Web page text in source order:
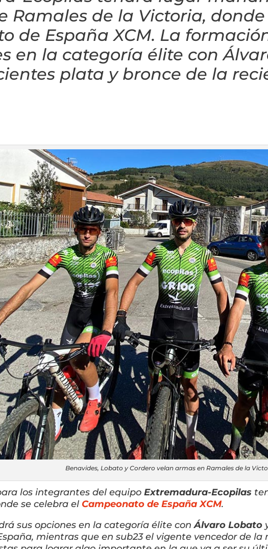
Ramales de la Victoria,
de España XCM. La
en la categoría élite con
plata y bronce de la
Benavides, Lobato y Cordero velan armas en Ramales de la
los integrantes del equipo Extremadura-Ecopilas
se celebra el Campeonato de España XCM.
sus opciones en la categoría élite conÁlvaro Lobato
mientras que en sub23 el vigente vencedor de